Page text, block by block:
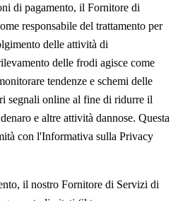
di pagamento, il Fornitore di
responsabile del trattamento per
delle attività di
delle frodi agisce come
tendenze e schemi delle
segnali online al fine di ridurre il
e altre attività dannose. Questa
con l'Informativa sulla Privacy
il nostro Fornitore di Servizi di